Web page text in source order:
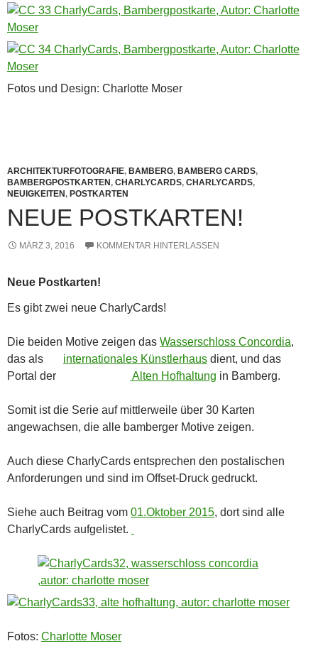
Fotos und Design: Charlotte Moser
ARCHITEKTURFOTOGRAFIE, BAMBERG, BAMBERG CARDS,
BAMBERGPOSTKARTEN , CHARLYCARDS, CHARLYCARDS,
NEUIGKEITEN , POSTKARTEN
NEUE POSTKARTEN!
MÄRZ 3, 2016 KOMMENTAR HINTERLASSEN
Neue Postkarten!
Es gibt zwei neue CharlyCards!
Die beiden Motive zeigen das Wasserschloss Concordia,
das als internationales Künstlerhaus dient, und das
Portal der
Alten Hofhaltung in Bamberg.
Somit ist die Serie auf mittlerweile über 30 Karten
angewachsen, die alle bamberger Motive zeigen.
Auch diese CharlyCards entsprechen den postalischen
Anforderungen und sind im Offset-Druck gedruckt.
Siehe auch Beitrag vom 01.Oktober 2015, dort sind alle
CharlyCards aufgelistet.
Fotos: Charlotte Moser